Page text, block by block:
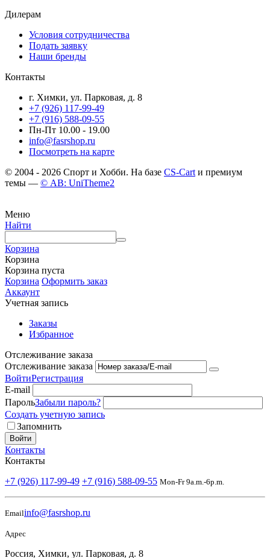
Дилерам
Условия сотрудничества
Подать заявку
Наши бренды
Контакты
г. Химки, ул. Парковая, д. 8
+7 (926) 117-99-49
+7 (916) 588-09-55
Пн-Пт 10.00 - 19.00
info@fasrshop.ru
Посмотреть на карте
© 2004 - 2026 Спорт и Хобби. На базе CS-Cart и премиум
темы — © AB: UniTheme2
Меню
Найти
Корзина
Корзина
Корзина пуста
Корзина Оформить заказ
Аккаунт
Учетная запись
Заказы
Избранное
Отслеживание заказа
Отслеживание заказа
ВойтиРегистрация
E-mail
ПарольЗабыли пароль?
Создать учетную запись
Запомнить
Войти
Контакты
Контакты
+7 (926) 117-99-49 +7 (916) 588-09-55 Mon-Fr 9a.m.-6p.m.
Emailinfo@fasrshop.ru
Адрес
Россия, Химки, ул. Парковая, д. 8